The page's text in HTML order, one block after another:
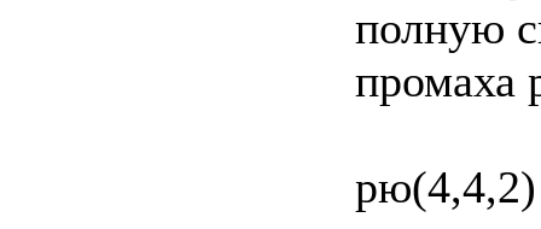
полную
промаха
рю(4,4,2)